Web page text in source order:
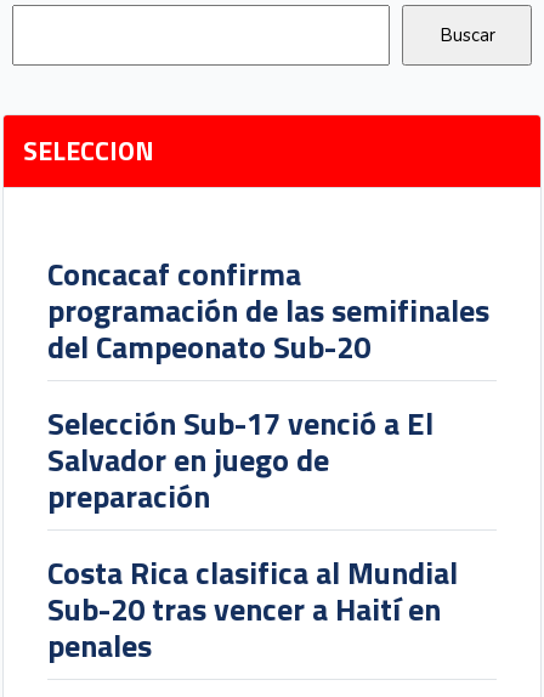
SELECCION
Concacaf confirma
programación de las semifinales
del Campeonato Sub-20
Selección Sub-17 venció a El
Salvador en juego de
preparación
Costa Rica clasifica al Mundial
Sub-20 tras vencer a Haití en
penales